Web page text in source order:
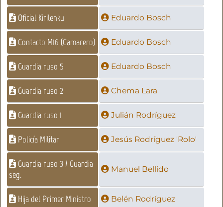
Oficial Kirilenku Eduardo Bosch
Contacto M16 (Camarero) Eduardo Bosch
Guardia ruso 5 Eduardo Bosch
Guardia ruso 2 Chema Lara
Guardia ruso 1 Julián Rodríguez
Policía Militar Jesús Rodríguez 'Rolo'
Guardia ruso 3 / Guardia
seg.
Manuel Bellido
Hija del Primer Ministro Belén Rodríguez